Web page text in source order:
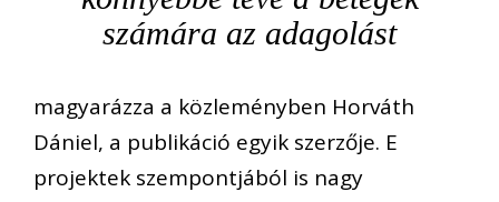
számára az adagolást
magyarázza a közleményben Horváth
Dániel, a publikáció egyik szerzője. E
projektek szempontjából is nagy